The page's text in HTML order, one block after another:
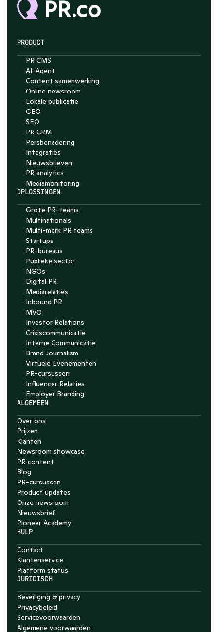
Chat with Nelson
PRODUCT
PR CMS
AI-Agent
Content samenwerking
Online newsroom
Lokale publicatie
GEO
SEO
PR CRM
Persbenadering
Integraties
Nieuwsbrieven
PR analytics
Media­monitoring
OPLOSSINGEN
Grote PR-teams
Multinationals
Multi-merk PR teams
Startups
PR-bureaus
Publieke sector
NGOs
Digital PR
Mediarelaties
Inbound PR
MVO
Investor Relations
Crisiscommunicatie
Interne Communicatie
Brand Journalism
Virtuele Evenementen
PR-cursussen
Influencer Relaties
Employer Branding
ALGEMEEN
Over ons
Prijzen
Klanten
Newsroom showcase
PR content
Blog
PR-cursussen
Product updates
Onze newsroom
Nieuwsbrief
Pioneer Academy
HULP
Contact
Klantenservice
Platform status
JURIDISCH
Beveiliging & privacy
Privacybeleid
Servicevoorwaarden
Algemene voorwaarden